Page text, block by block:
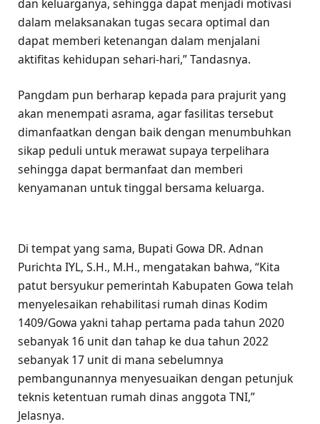
dan keluarganya, sehingga dapat menjadi motivasi
dalam melaksanakan tugas secara optimal dan
dapat memberi ketenangan dalam menjalani
aktifitas kehidupan sehari-hari,” Tandasnya.
Pangdam pun berharap kepada para prajurit yang
akan menempati asrama, agar fasilitas tersebut
dimanfaatkan dengan baik dengan menumbuhkan
sikap peduli untuk merawat supaya terpelihara
sehingga dapat bermanfaat dan memberi
kenyamanan untuk tinggal bersama keluarga.
Di tempat yang sama, Bupati Gowa DR. Adnan
Purichta IYL, S.H., M.H., mengatakan bahwa, “Kita
patut bersyukur pemerintah Kabupaten Gowa telah
menyelesaikan rehabilitasi rumah dinas Kodim
1409/Gowa yakni tahap pertama pada tahun 2020
sebanyak 16 unit dan tahap ke dua tahun 2022
sebanyak 17 unit di mana sebelumnya
pembangunannya menyesuaikan dengan petunjuk
teknis ketentuan rumah dinas anggota TNI,”
Jelasnya.